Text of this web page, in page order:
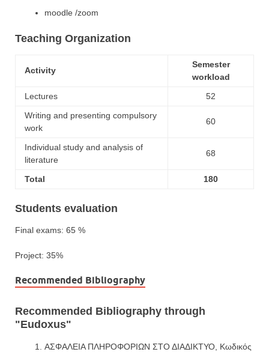
moodle /zoom
Teaching Organization
Activity
Semester
workload
Lectures
52
Writing and presenting compulsory
work
60
Individual study and analysis of
literature
68
Total 180
Students evaluation
Final exams: 65 %
Project: 35%
Recommended Bibliography
Recommended Bibliography through
"Eudoxus"
ΑΣΦΑΛΕΙΑ ΠΛΗΡΟΦΟΡΙΩΝ ΣΤΟ ΔΙΑΔΙΚΤΥΟ, Κωδικός